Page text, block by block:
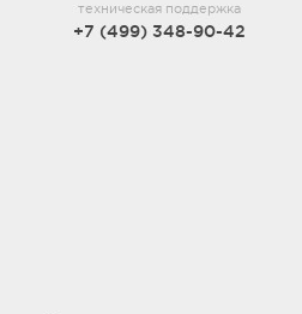
техническая поддержка
+7 (499) 348-90-42